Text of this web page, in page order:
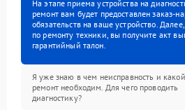
На этапе приема устройства на
ремонт вам будет предоставлен заказ-
обязательств на ваше устройство.
по ремонту техники, вы получите акт
гарантийный талон.
Я уже знаю в чем неисправность и какой
ремонт необходим. Для чего проводить
диагностику?